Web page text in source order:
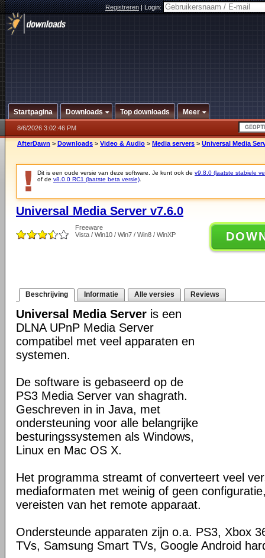
Registreren|Login:
Startpagina Downloads Top downloads Meer
8/6/2026 3:02:46 PM
AfterDawn > Downloads > Video & Audio > Media servers > Universal Media
Dit is een oude versie van deze software. Je kunt ook de v9.8.0 (laatste stabiele
of de v8.0.0 RC1 (laatste beta versie)
Universal Media Server v7.6.0
Freeware
Vista / Win10 / Win7 / Win8 / WinXP
Beschrijving Informatie Alle versies Reviews
Universal Media Server is een
DLNA UPnP Media Server
compatibel met veel apparaten en
systemen.
De software is gebaseerd op de
PS3 Media Server van shagrath.
Geschreven in in Java, met
ondersteuning voor alle belangrijke
besturingssystemen als Windows,
Linux en Mac OS X.
Het programma streamt of converteert veel
mediaformaten met weinig of geen
vereisten van het remote apparaat.
Ondersteunde apparaten zijn o.a. PS3, Xbox
TVs, Samsung Smart TVs, Google Android